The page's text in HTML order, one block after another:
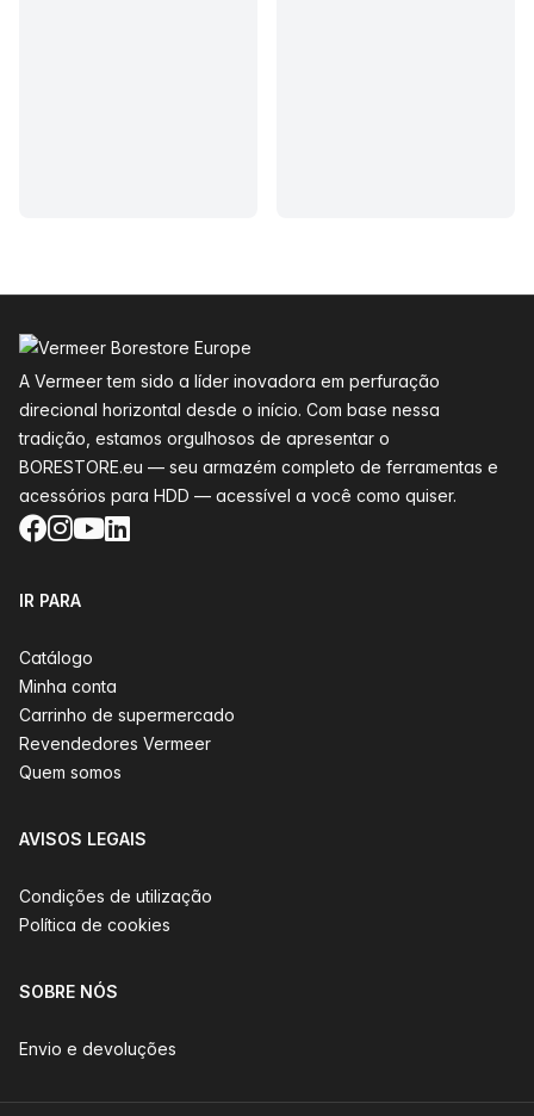
A Vermeer tem sido a líder inovadora em perfuração
direcional horizontal desde o início. Com base nessa
tradição, estamos orgulhosos de apresentar o
BORESTORE.eu — seu armazém completo de ferramentas e
acessórios para HDD — acessível a você como quiser.
Facebook
Instagram
YouTube
LinkedIn
IR PARA
Catálogo
Minha conta
Carrinho de supermercado
Revendedores Vermeer
Quem somos
AVISOS LEGAIS
Condições de utilização
Política de cookies
SOBRE NÓS
Envio e devoluções